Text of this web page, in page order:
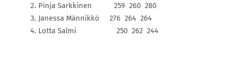
Pinja Sarkkinen 259 260 280
Janessa Männikkö 276 264 264
Lotta Salmi 250 262 244